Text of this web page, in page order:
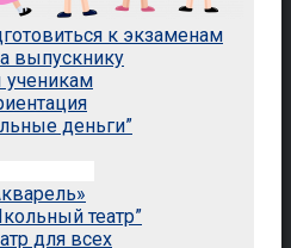
к экзаменам
выпускнику
деньги”
театр”
для всех